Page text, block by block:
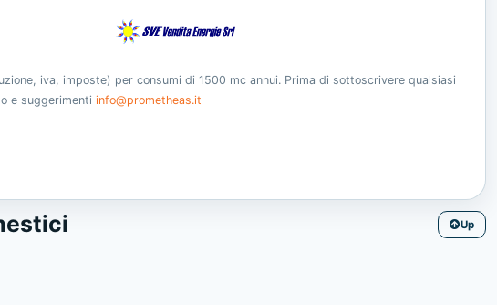
iva, imposte) per consumi di 1500 mc annui. Prima di sottoscrivere qualsiasi
e suggerimenti info@prometheas.it
Up